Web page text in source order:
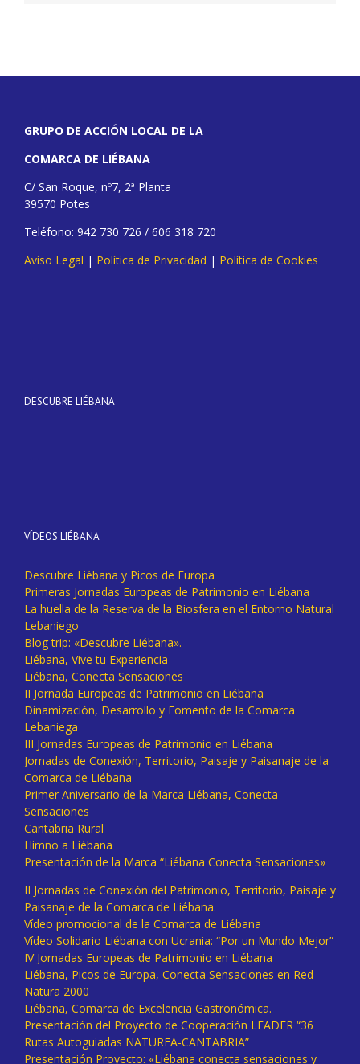
GRUPO DE ACCIÓN LOCAL DE LA
COMARCA DE LIÉBANA
C/ San Roque, nº7, 2ª Planta
39570 Potes
Teléfono: 942 730 726 / 606 318 720
Aviso Legal | Política de Privacidad | Política de Cookies
DESCUBRE LIÉBANA
VÍDEOS LIÉBANA
Descubre Liébana y Picos de Europa
Primeras Jornadas Europeas de Patrimonio en Liébana
La huella de la Reserva de la Biosfera en el Entorno Natural
Lebaniego
Blog trip: «Descubre Liébana».
Liébana, Vive tu Experiencia
Liébana, Conecta Sensaciones
II Jornada Europeas de Patrimonio en Liébana
Dinamización, Desarrollo y Fomento de la Comarca
Lebaniega
III Jornadas Europeas de Patrimonio en Liébana
Jornadas de Conexión, Territorio, Paisaje y Paisanaje de la
Comarca de Liébana
Primer Aniversario de la Marca Liébana, Conecta
Sensaciones
Cantabria Rural
Himno a Liébana
Presentación de la Marca “Liébana Conecta Sensaciones»
II Jornadas de Conexión del Patrimonio, Territorio, Paisaje y
Paisanaje de la Comarca de Liébana.
Vídeo promocional de la Comarca de Liébana
Vídeo Solidario Liébana con Ucrania: “Por un Mundo Mejor”
IV Jornadas Europeas de Patrimonio en Liébana
Liébana, Picos de Europa, Conecta Sensaciones en Red
Natura 2000
Liébana, Comarca de Excelencia Gastronómica.
Presentación del Proyecto de Cooperación LEADER “36
Rutas Autoguiadas NATUREA-CANTABRIA”
Presentación Proyecto: «Liébana conecta sensaciones y